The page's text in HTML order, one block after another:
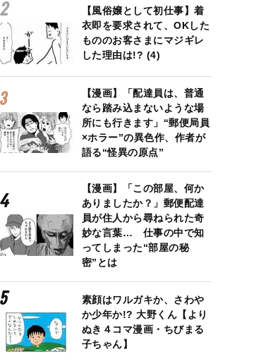
【風俗嬢として初仕事】着
衣即を要求されて、OKした
もののお客さまにマジギレ
した理由は!? (4)
【漫画】「配達員は、普通
なら踏み込まないような場
所にも行きます」“郵便局員
×ホラー”の異色作、作者が
語る“怪異の原点”
【漫画】「この部屋、何か
ありましたか？」郵便配達
員が住人から尋ねられた奇
妙な言葉… 仕事の中で知
ってしまった“部屋の秘
密”とは
素顔はワルガキか、さわや
か少年か!? 大野くん【より
ぬき４コマ漫画・ちびまる
子ちゃん】